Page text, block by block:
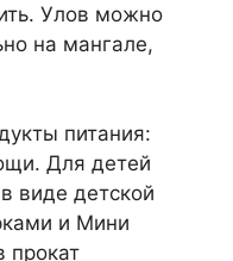
Улов можно
на мангале,
питания:
Для детей
виде детской
и Мини
прокат